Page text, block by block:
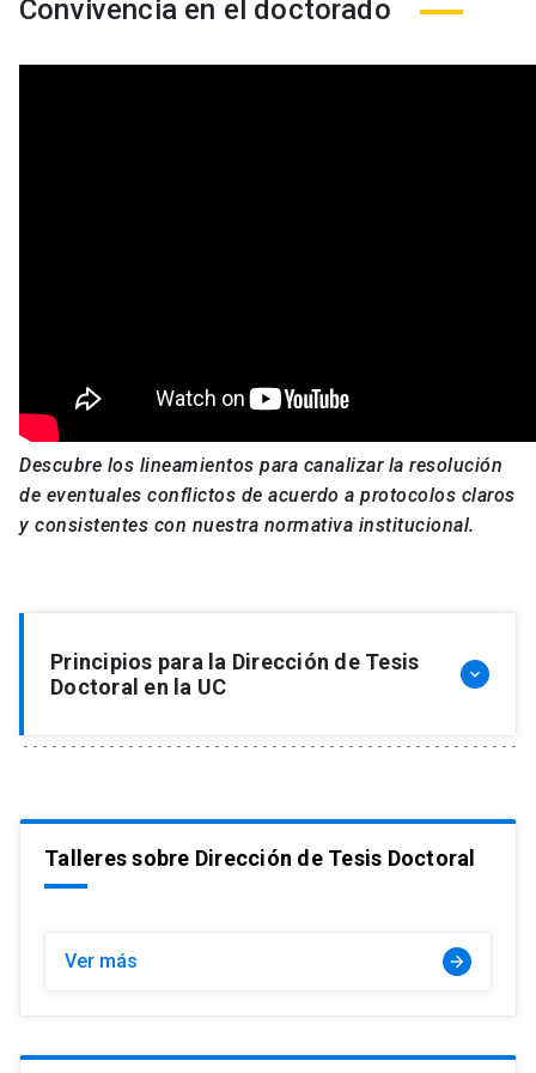
Convivencia en el doctorado
Descubre los lineamientos para canalizar la resolución
de eventuales conflictos de acuerdo a protocolos claros
y consistentes con nuestra normativa institucional.
Principios para la Dirección de Tesis
Doctoral en la UC
keyboard_arrow_down
Los estudiantes de doctorado son
investigadoras e investigadores en formación.
Como tales, deben tomar la iniciativa del
Talleres sobre Dirección de Tesis Doctoral
Ver más arrow_forward